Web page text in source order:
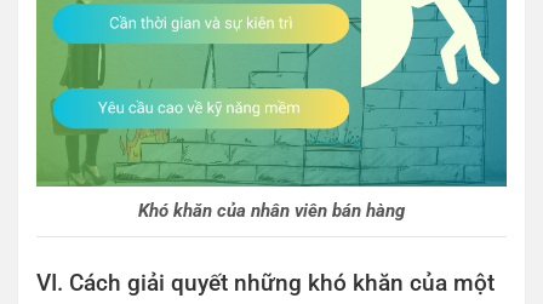
Khó khăn của nhân viên bán hàng
VI. Cách giải quyết những khó khăn của một